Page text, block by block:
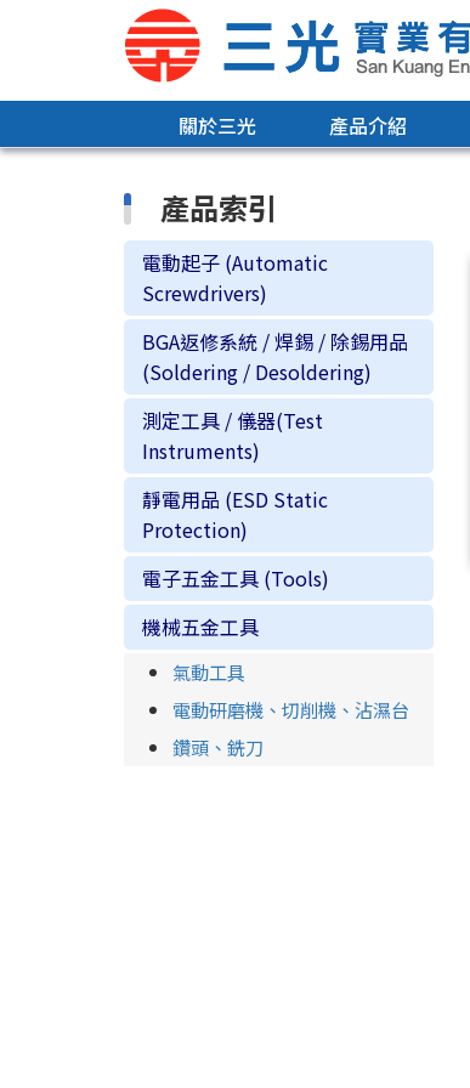
關於三光 產品介紹
產品索引
電動起子 (Automatic
Screwdrivers)
BGA返修系統 / 焊錫 / 除錫用品
(Soldering / Desoldering)
測定工具 / 儀器(Test
Instruments)
靜電用品 (ESD Static
Protection)
電子五金工具 (Tools)
機械五金工具
氣動工具
電動研磨機、切削機、沾濕台
鑽頭、銑刀